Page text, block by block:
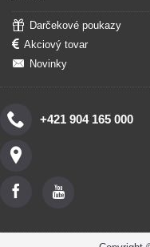
Darčekové poukazy
Akciový tovar
Novinky
+421 904 165 000